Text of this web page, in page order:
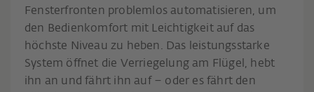
Fensterfronten problemlos automatisieren, um
den Bedienkomfort mit Leichtigkeit auf das
höchste Niveau zu heben. Das leistungsstarke
System öffnet die Verriegelung am Flügel, hebt
ihn an und fährt ihn auf – oder es fährt den